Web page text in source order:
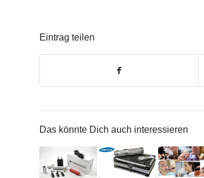
Eintrag teilen
Das könnte Dich auch interessieren